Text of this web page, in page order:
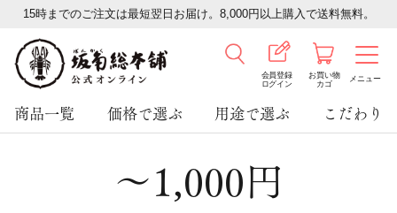
15時までのご注文は最短翌日お届け。8,000円以上購入で送料無料。
会員登録
ログイン
お買い物
カゴ
メニュー
商品一覧 価格で選ぶ 用途で選ぶ こだわり
～1,000円